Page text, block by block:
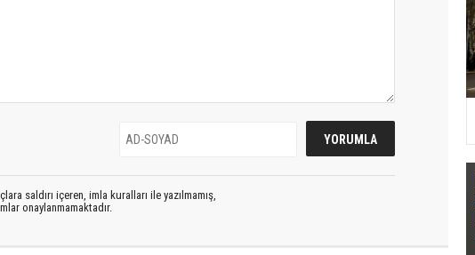
saldırı içeren, imla kuralları ile yazılmamış,
onaylanmamaktadır.